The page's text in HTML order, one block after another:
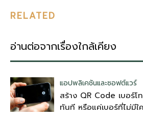
RELATED
อ่านต่อจากเรื่องใกล้เคียง
แอปพลิเคชันและซอฟต์แวร์
สร้าง QR Code เบอร์
ทันที หรือแค่เบอร์ที่ไม่มีใ